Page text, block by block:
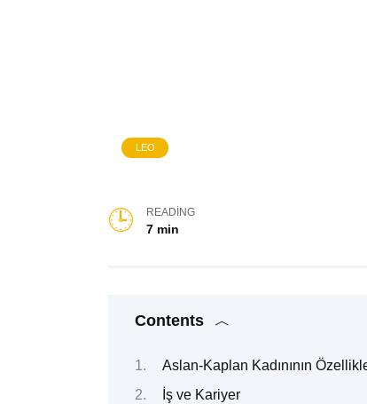
LEO
READING
7 min
Contents
Aslan-Kaplan Kadınının
İş ve Kariyer